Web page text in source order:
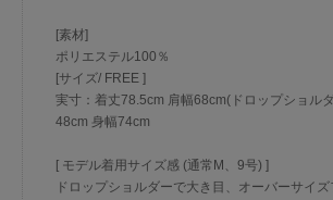
[素材]
ポリエステル100％
[サイズ/ FREE ]
実寸：着丈78.5cm 肩幅68cm(ドロップショル
48cm 身幅74cm
[ モデル着用サイズ感 (通常M、9号) ]
ドロップショルダーで大き目、オーバーサイズ